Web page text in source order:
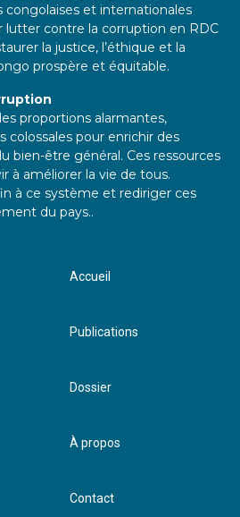
congolaises et internationales
contre la corruption en RDC
la justice, l’éthique et la
prospère et équitable.
proportions alarmantes,
pour enrichir des
bien-être général. Ces ressources
à améliorer la vie de tous.
à ce système et rediriger ces
du pays..
Accueil
Publications
Dossier
À propos
Contact